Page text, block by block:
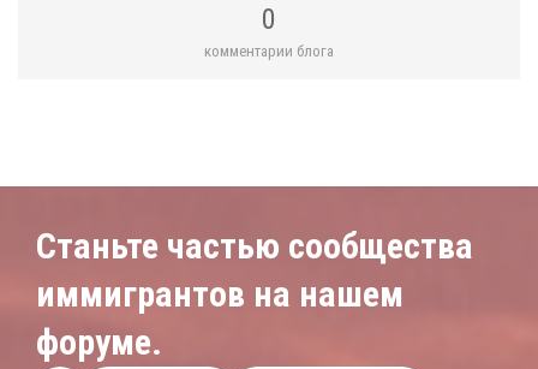
0
комментарии блога
Станьте частью сообщества
иммигрантов на нашем
форуме.